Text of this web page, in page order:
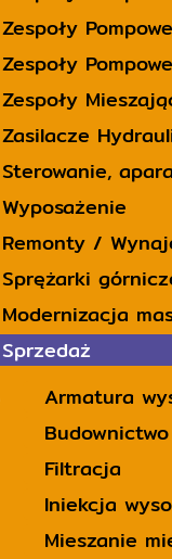
Zespoły
Zespoły
Zespoły
Zasilacze
Sterowanie,
Wyposażenie
Remonty /
Sprężarki
Modernizacja
Sprzedaż
Armatura
Filtracja
Iniekcja
Mieszanie